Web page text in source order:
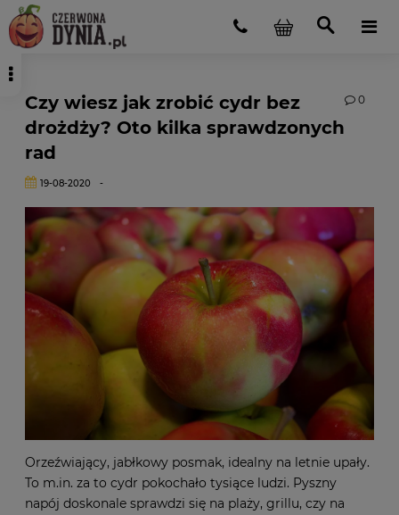
Czy wiesz jak zrobić cydr bez
drożdży? Oto kilka sprawdzonych
rad
0
19-08-2020 -
Orzeźwiający, jabłkowy posmak, idealny na letnie upały.
To m.in. za to cydr pokochało tysiące ludzi. Pyszny
napój doskonale sprawdzi się na plaży, grillu, czy na